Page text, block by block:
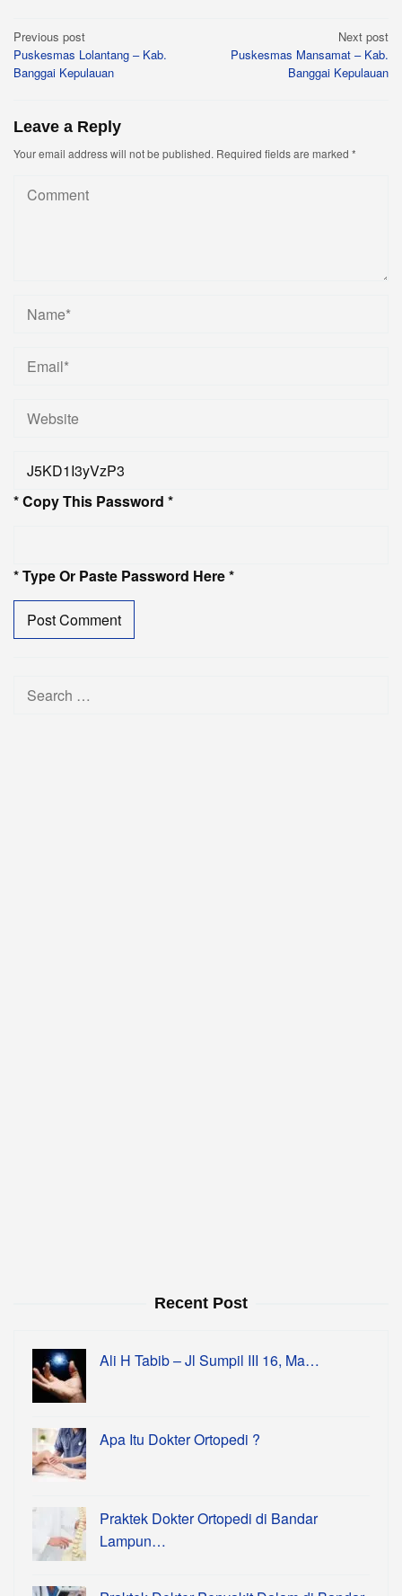
Post
navigation
Previous post
Puskesmas Lolantang – Kab.
Banggai Kepulauan
Next post
Puskesmas Mansamat – Kab.
Banggai Kepulauan
Leave a Reply
Your email address will not be published. Required fields are marked *
* Copy This Password *
* Type Or Paste Password Here *
Search
Recent Post
Ali H Tabib – Jl Sumpil III 16, Ma…
Apa Itu Dokter Ortopedi ?
Praktek Dokter Ortopedi di Bandar
Lampun…